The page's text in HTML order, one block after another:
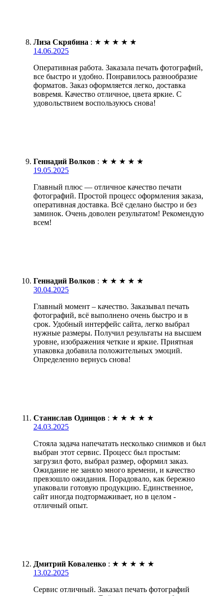
Лиза Скрябина : ★ ★ ★ ★ ★
14.06.2025
Оперативная работа. Заказала печать фотографий,
все быстро и удобно. Понравилось разнообразие
форматов. Заказ оформляется легко, доставка
вовремя. Качество отличное, цвета яркие. С
удовольствием воспользуюсь снова!
Геннадий Волков : ★ ★ ★ ★ ★
19.05.2025
Главный плюс — отличное качество печати
фотографий. Простой процесс оформления заказа,
оперативная доставка. Всё сделано быстро и без
заминок. Очень доволен результатом! Рекомендую
всем!
Геннадий Волков : ★ ★ ★ ★ ★
30.04.2025
Главный момент – качество. Заказывал печать
фотографий, всё выполнено очень быстро и в
срок. Удобный интерфейс сайта, легко выбрал
нужные размеры. Получил результаты на высшем
уровне, изображения четкие и яркие. Приятная
упаковка добавила положительных эмоций.
Определенно вернусь снова!
Станислав Одинцов : ★ ★ ★ ★ ★
24.03.2025
Стояла задача напечатать несколько снимков и был
выбран этот сервис. Процесс был простым:
загрузил фото, выбрал размер, оформил заказ.
Ожидание не заняло много времени, и качество
превзошло ожидания. Порадовало, как бережно
упаковали готовую продукцию. Единственное,
сайт иногда подтормаживает, но в целом -
отличный опыт.
Дмитрий Коваленко : ★ ★ ★ ★ ★
13.02.2025
Сервис отличный. Заказал печать фотографий